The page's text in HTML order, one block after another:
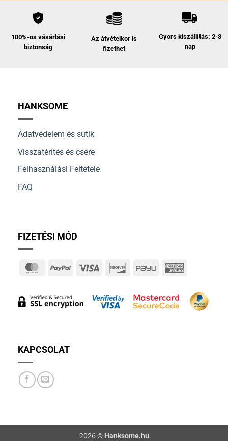
100%-os vásárlási
biztonság
Az átvételkor is
fizethet
Gyors kiszállítás: 2-3
nap
HANKSOME
Adatvédelem és sütik
Visszatérítés és csere
Felhasználási Feltétele
FAQ
FIZETÉSI MÓD
MasterCardPayPal Visa DiscoverPayU
KAPCSOLAT
2026 © Hanksome.hu